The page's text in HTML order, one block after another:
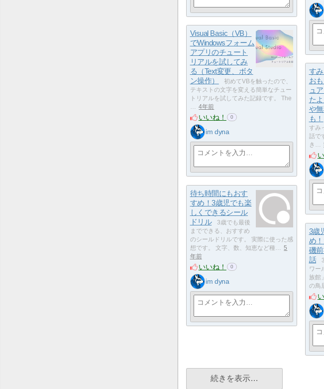
Visual Basic（VB）
でWindowsフォーム
アプリのチュート
リアルを試してみ
る（Text変更、ボタ
ン操作）
初めてVBを触ったので、
テキストの文字を変える簡単なチュー
トリアルを試してみた記録です。 The
… 4年前
いいね！ 0
im dyna
す
お
ュ
た
や
も！
すみ
話で
き…
待ち時間にもおす
すめ！3歳児でも楽
しくできるシール
ドリル
3歳でも最後
までできる、おすすめ
のシールドリルです。 実際に使った感
想です。 文字、数、知恵など種… 5
年前
いいね！ 0
im dyna
3歳
め！
磯
話
ワー
族館
の鳥
続きを表示…